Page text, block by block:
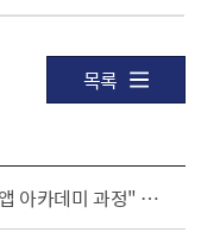
목록
서울시와 SK텔레콤 "희망 앱 아카데미 과정" 무료 수강생 모집